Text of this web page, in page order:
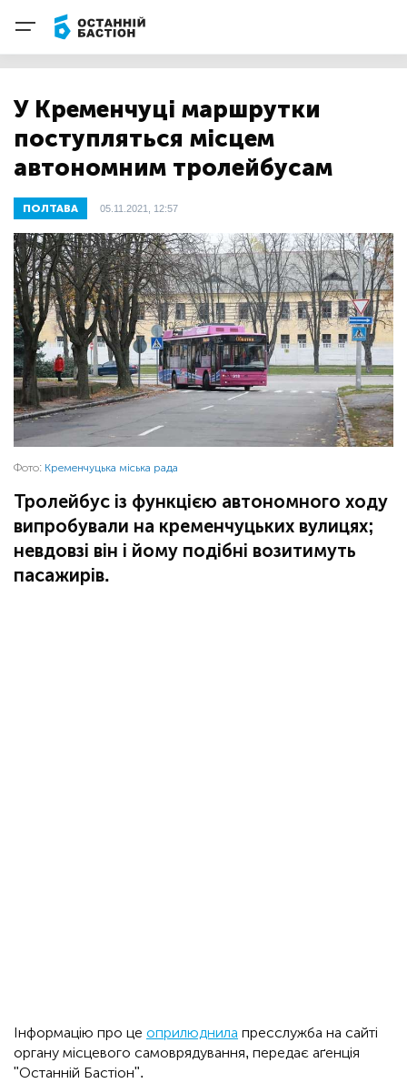
У Кременчуці маршрутки
поступляться місцем
автономним тролейбусам
ПОЛТАВА 05.11.2021, 12:57
Фото: Кременчуцька міська рада
Тролейбус із функцією автономного ходу
випробували на кременчуцьких вулицях;
невдовзі він і йому подібні возитимуть
пасажирів.
Інформацію про це оприлюднила пресслужба на сайті
органу місцевого самоврядування, передає аґенція
"Останній Бастіон".